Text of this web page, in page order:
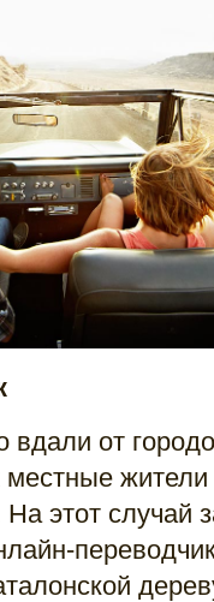
вдали от
местные
этот случай